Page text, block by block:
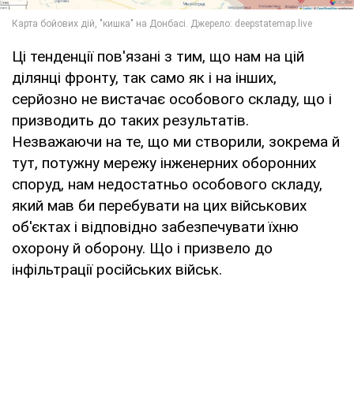
Ці тенденції пов'язані з тим, що нам на цій
ділянці фронту, так само як і на інших,
серйозно не вистачає особового складу, що і
призводить до таких результатів.
Незважаючи на те, що ми створили, зокрема й
тут, потужну мережу інженерних оборонних
споруд, нам недостатньо особового складу,
який мав би перебувати на цих військових
об'єктах і відповідно забезпечувати їхню
охорону й оборону. Що і призвело до
інфільтрації російських військ.